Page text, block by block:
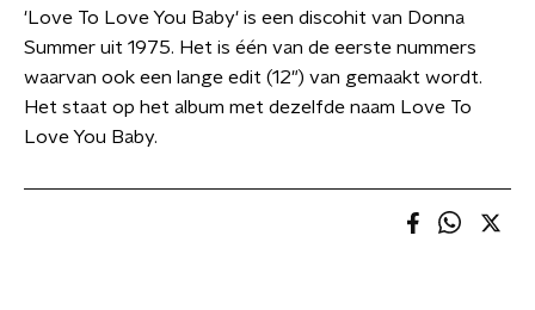
'Love To Love You Baby' is een discohit van Donna
Summer uit 1975. Het is één van de eerste nummers
waarvan ook een lange edit (12") van gemaakt wordt.
Het staat op het album met dezelfde naam Love To
Love You Baby.